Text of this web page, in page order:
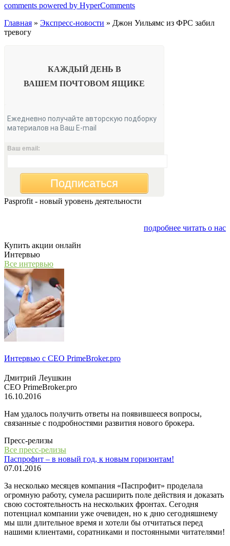
comments powered by HyperComments
Главная » Экспресс-новости » Джон Уильямс из ФРС забил
тревогу
КАЖДЫЙ ДЕНЬ В
ВАШЕМ ПОЧТОВОМ ЯЩИКЕ
Ежедневно получайте авторскую подборку
материалов на Ваш E-mail
Ваш email:
Подписаться
Pasprofit - новый уровень деятельности
подробнее читать о нас
Купить акции онлайн
Интервью
Все интервью
Интервью с СЕО PrimeBroker.pro
Дмитрий Леушкин
СЕО PrimeBroker.pro
16.10.2016
Нам удалось получить ответы на появившееся вопросы,
связанные с подробностями развития нового брокера.
Пресс-релизы
Все пресс-релизы
Паспрофит – в новый год, к новым горизонтам!
07.01.2016
За несколько месяцев компания «Паспрофит» проделала
огромную работу, сумела расширить поле действия и доказать
свою состоятельность на нескольких фронтах. Сегодня
потенциал компании уже очевиден, но к дню сегодняшнему
мы шли длительное время и хотели бы отчитаться перед
нашими клиентами, соратниками и постоянными читателями!